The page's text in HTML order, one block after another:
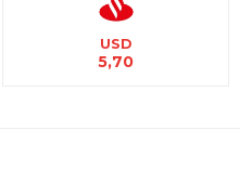
USD
5,70